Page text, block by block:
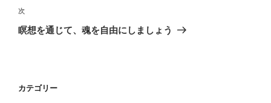
ビ
ゲ
ン
稿
次
の
次
瞑想を通じて、魂を自由にしましょう
カテゴリー